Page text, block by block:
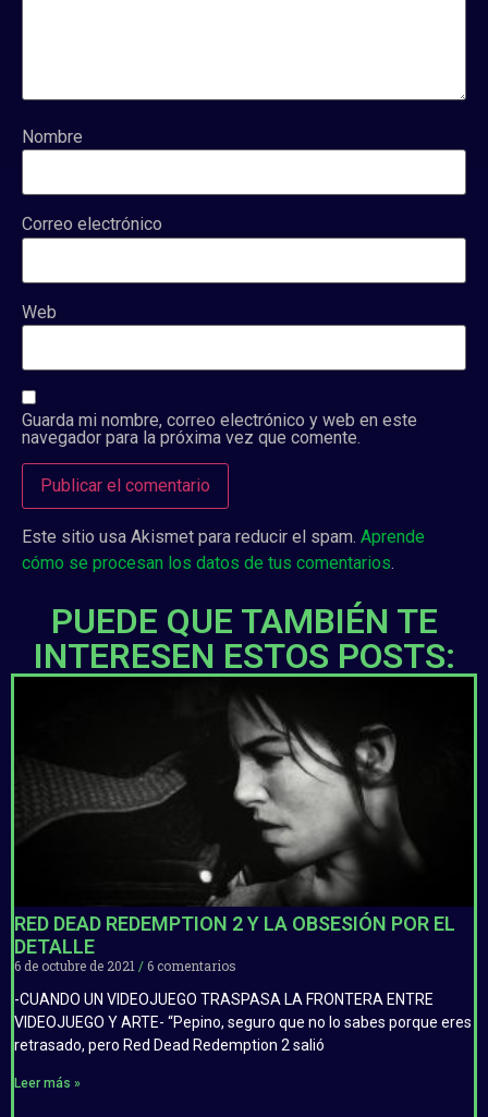
Nombre
Correo electrónico
Web
Guarda mi nombre, correo electrónico y web en este
navegador para la próxima vez que comente.
Este sitio usa Akismet para reducir el spam. Aprende
cómo se procesan los datos de tus comentarios.
PUEDE QUE TAMBIÉN TE
INTERESEN ESTOS POSTS:
RED DEAD REDEMPTION 2 Y LA OBSESIÓN POR EL
DETALLE
6 de octubre de 2021
6 comentarios
-CUANDO UN VIDEOJUEGO TRASPASA LA FRONTERA ENTRE
VIDEOJUEGO Y ARTE- “Pepino, seguro que no lo sabes porque eres
retrasado, pero Red Dead Redemption 2 salió
Leer más »